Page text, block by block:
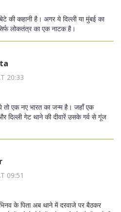
कहानी है। अगर ये दिल्ली या मुंबई का
लोकतंत्र का एक नाटक है।
20:33
तो एक नए भारत का जन्म है। जहाँ एक
दिल्ली गेट थाने की दीवारें उसके गर्व से गूंज
09:51
के पिता अब थाने में दरवाजे पर बैठकर